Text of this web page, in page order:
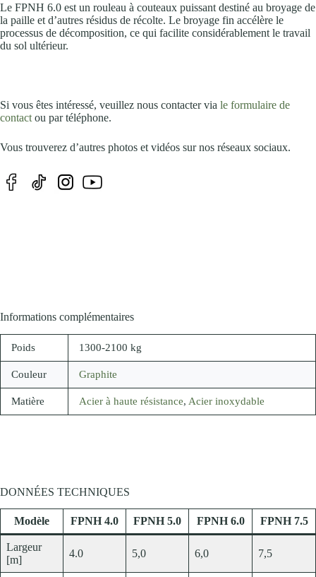
Le FPNH 6.0 est un rouleau à couteaux puissant destiné au broyage de
la paille et d’autres résidus de récolte. Le broyage fin accélère le
processus de décomposition, ce qui facilite considérablement le travail
du sol ultérieur.
Si vous êtes intéressé, veuillez nous contacter via le formulaire de
contact ou par téléphone.
Vous trouverez d’autres photos et vidéos sur nos réseaux sociaux.
Informations complémentaires
Poids 1300-2100 kg
Couleur Graphite
Matière Acier à haute résistance, Acier inoxydable
DONNÉES TECHNIQUES
Modèle FPNH 4.0 FPNH 5.0 FPNH 6.0 FPNH 7.5
Largeur
[m]
4.0 5,0 6,0 7,5